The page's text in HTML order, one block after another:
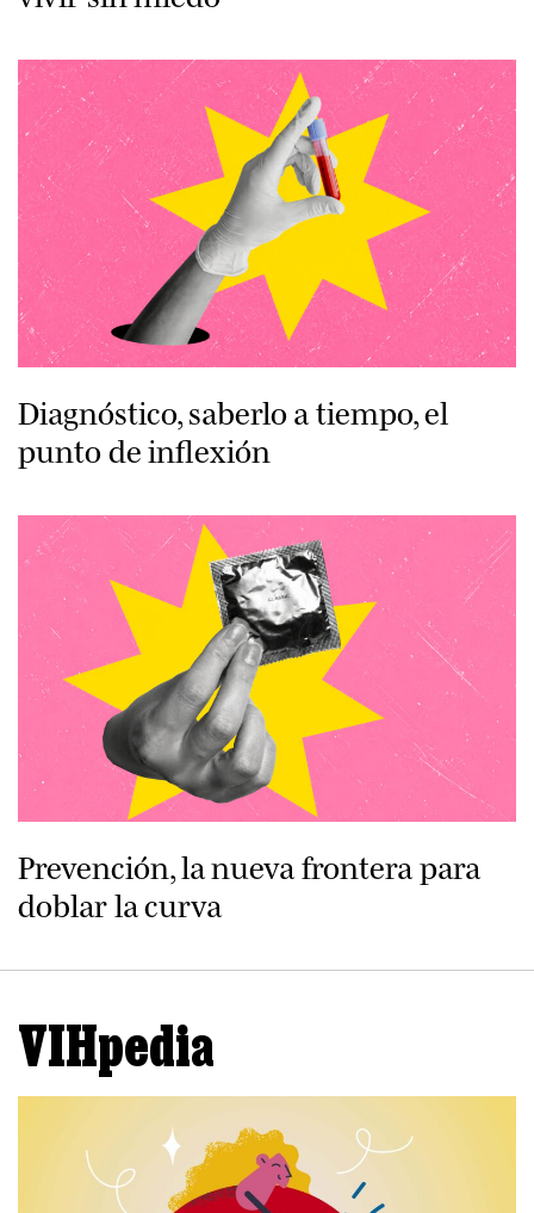
Diagnóstico, saberlo a tiempo, el
punto de inflexión
Prevención, la nueva frontera para
doblar la curva
VIHpedia